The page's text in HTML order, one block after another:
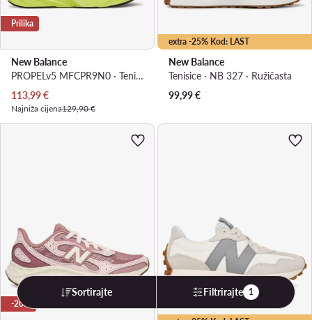
Prilika
New Balance
PROPELv5 MFCPR9N0 · Tenisice za trčanje
Trenutna cijena
113,99€
Najniža cijena129,90 €
extra -25% Kod: LAST
New Balance
Tenisice · NB 327 · Ružičasta
99,99€
-20%
Sortirajte Filtrirajte 1